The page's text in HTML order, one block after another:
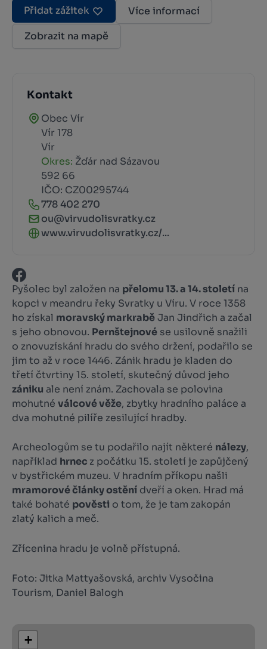
Přidat zážitek
Více informací
Zobrazit na mapě
Kontakt
Obec Vír
Vír 178
Vír
Okres: Žďár nad Sázavou
592 66
IČO: CZ00295744
778 402 270
ou@virvudolisvratky.cz
www.virvudolisvratky.cz/...
Pyšolec byl založen na přelomu 13. a 14. století na
kopci v meandru řeky Svratky u Víru. V roce 1358
ho získal moravský markraběJan Jindřich a začal
s jeho obnovou. Pernštejnové se usilovně snažili
o znovuzískání hradu do svého držení, podařilo se
jim to až v roce 1446. Zánik hradu je kladen do
třetí čtvrtiny 15. století, skutečný důvod jeho
zániku ale není znám. Zachovala se polovina
mohutné válcové věže, zbytky hradního paláce a
dva mohutné pilíře zesilující hradby.
Archeologům se tu podařilo najít některé nálezy,
například hrnec z počátku 15. století je zapůjčený
v bystřickém muzeu. V hradním příkopu našli
mramorové články ostění dveří a oken. Hrad má
také bohaté pověsti o tom, že je tam zakopán
zlatý kalich a meč.
Zřícenina hradu je volně přístupná.
Foto: Jitka Mattyašovská, archiv Vysočina
Tourism, Daniel Balogh
+